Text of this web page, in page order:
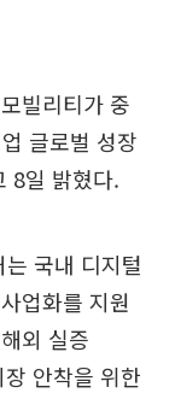
빌리티가 중
글로벌 성장
8일 밝혔다.
국내 디지털
업화를 지원
외 실증
안착을 위한